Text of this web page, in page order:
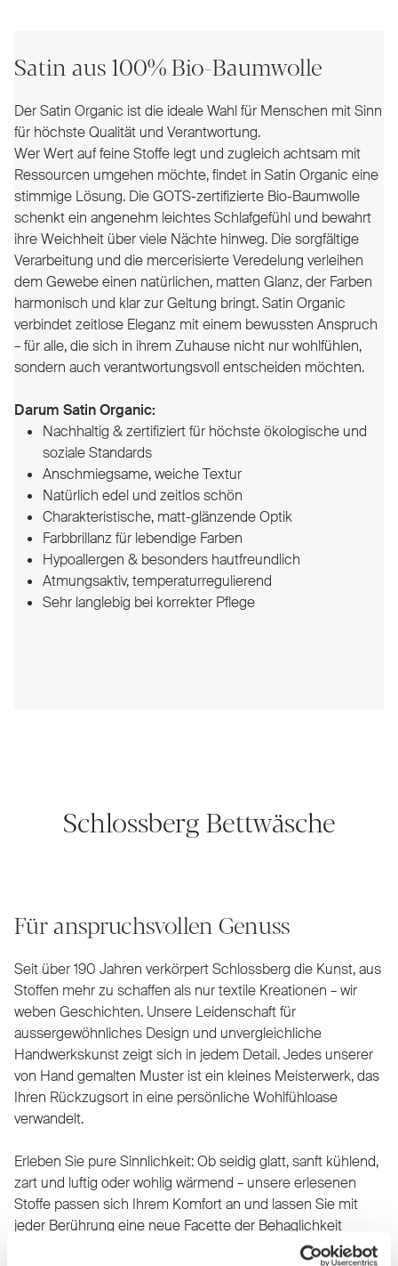
Satin aus 100% Bio-Baumwolle
Der Satin Organic ist die ideale Wahl für Menschen mit Sinn
für höchste Qualität und Verantwortung.
Wer Wert auf feine Stoffe legt und zugleich achtsam mit
Ressourcen umgehen möchte, findet in Satin Organic eine
stimmige Lösung. Die GOTS-zertifizierte Bio-Baumwolle
schenkt ein angenehm leichtes Schlafgefühl und bewahrt
ihre Weichheit über viele Nächte hinweg. Die sorgfältige
Verarbeitung und die mercerisierte Veredelung verleihen
dem Gewebe einen natürlichen, matten Glanz, der Farben
harmonisch und klar zur Geltung bringt. Satin Organic
verbindet zeitlose Eleganz mit einem bewussten Anspruch
– für alle, die sich in ihrem Zuhause nicht nur wohlfühlen,
sondern auch verantwortungsvoll entscheiden möchten.
Darum Satin Organic:
Nachhaltig & zertifiziert für höchste ökologische und
soziale Standards
Anschmiegsame, weiche Textur
Natürlich edel und zeitlos schön
Charakteristische, matt-glänzende Optik
Farbbrillanz für lebendige Farben
Hypoallergen & besonders hautfreundlich
Atmungsaktiv, temperaturregulierend
Sehr langlebig bei korrekter Pflege
Schlossberg Bettwäsche
Für anspruchsvollen Genuss
Seit über 190 Jahren verkörpert Schlossberg die Kunst, aus
Stoffen mehr zu schaffen als nur textile Kreationen – wir
weben Geschichten. Unsere Leidenschaft für
aussergewöhnliches Design und unvergleichliche
Handwerkskunst zeigt sich in jedem Detail. Jedes unserer
von Hand gemalten Muster ist ein kleines Meisterwerk, das
Ihren Rückzugsort in eine persönliche Wohlfühloase
verwandelt.
Erleben Sie pure Sinnlichkeit: Ob seidig glatt, sanft kühlend,
zart und luftig oder wohlig wärmend – unsere erlesenen
Stoffe passen sich Ihrem Komfort an und lassen Sie mit
jeder Berührung eine neue Facette der Behaglichkeit
entdecken. Unsere Bettwäsche ist nicht nur ein Produkt,